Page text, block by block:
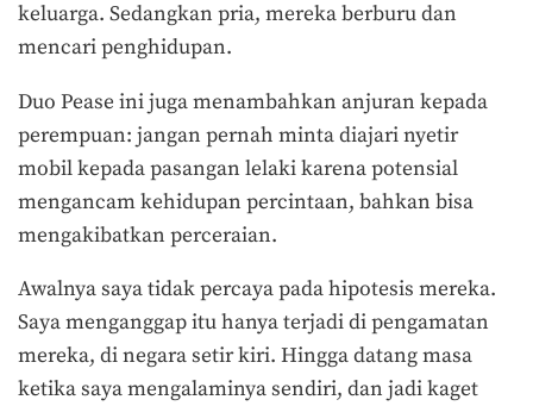
keluarga. Sedangkan pria, mereka berburu dan
mencari penghidupan.
Duo Pease ini juga menambahkan anjuran kepada
perempuan: jangan pernah minta diajari nyetir
mobil kepada pasangan lelaki karena potensial
mengancam kehidupan percintaan, bahkan bisa
mengakibatkan perceraian.
Awalnya saya tidak percaya pada hipotesis mereka.
Saya menganggap itu hanya terjadi di pengamatan
mereka, di negara setir kiri. Hingga datang masa
ketika saya mengalaminya sendiri, dan jadi kaget